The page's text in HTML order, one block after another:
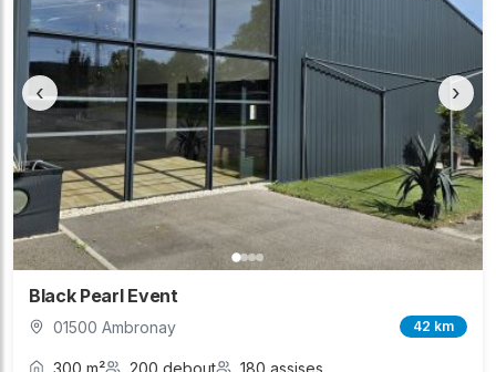
‹ ›
Black Pearl Event
01500 Ambronay 42 km
300 m² 200 debout 180 assises